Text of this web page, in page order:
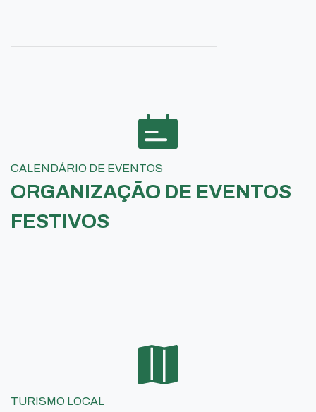
CALENDÁRIO DE EVENTOS
ORGANIZAÇÃO DE EVENTOS
FESTIVOS
TURISMO LOCAL